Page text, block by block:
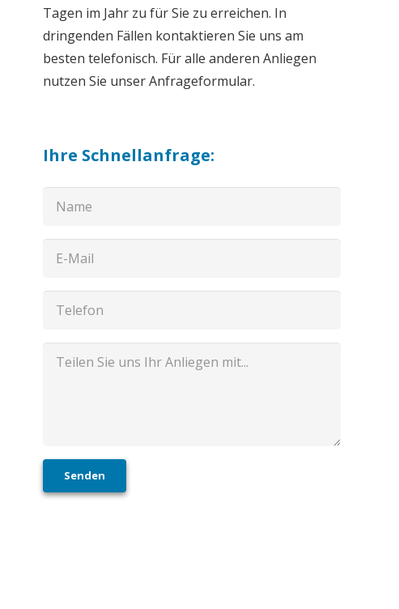
Tagen im Jahr zu für Sie zu erreichen. In
dringenden Fällen kontaktieren Sie uns am
besten telefonisch. Für alle anderen Anliegen
nutzen Sie unser Anfrageformular.
Ihre Schnellanfrage:
Senden